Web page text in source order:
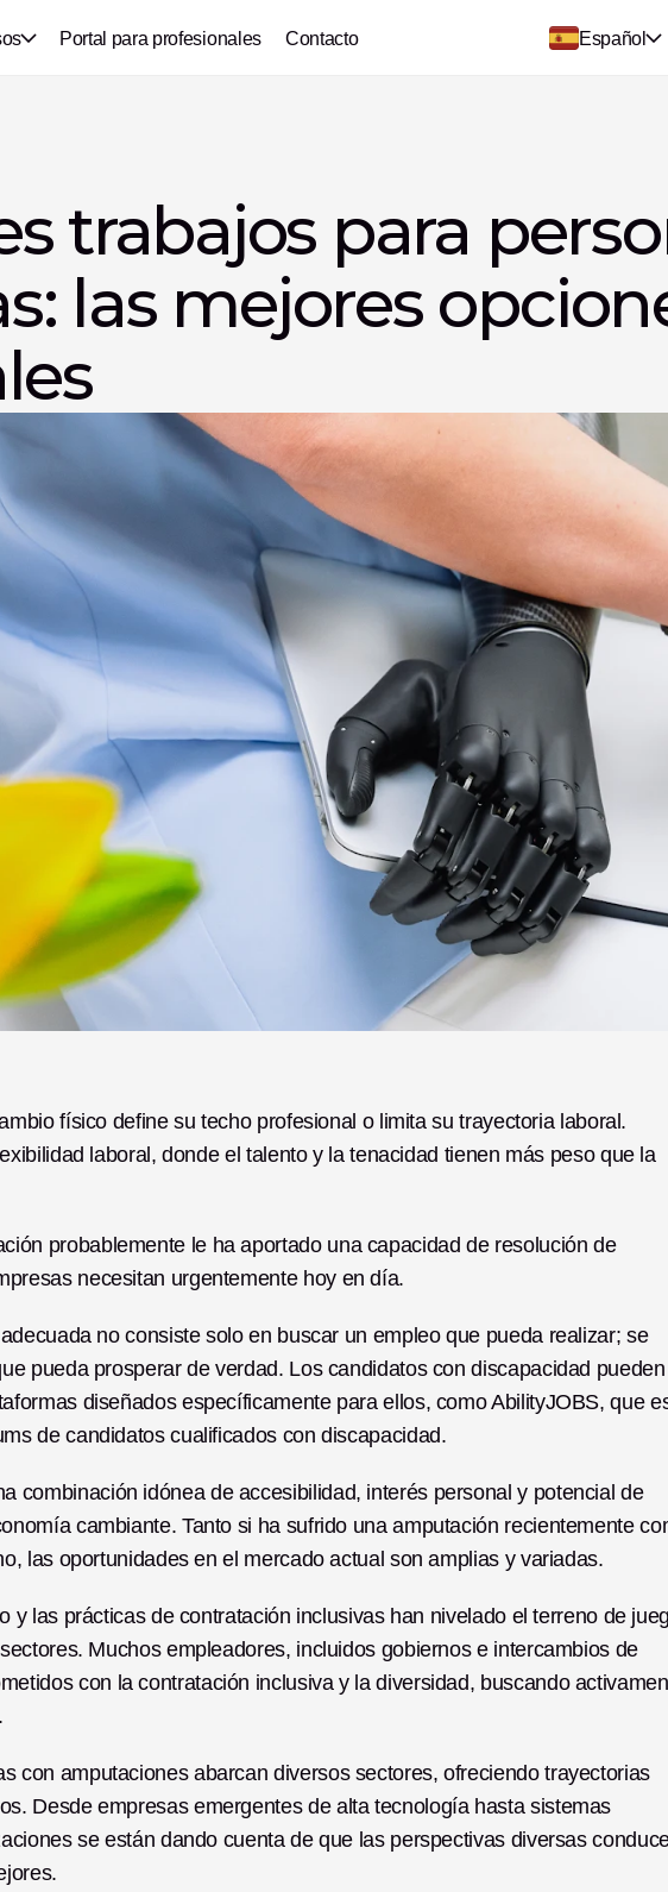
Portal para profesionales Contacto Español
trabajos para
las mejores
físico define su techo profesional o limita su trayectoria laboral.
laboral, donde el talento y la tenacidad tienen más peso que la
probablemente le ha aportado una capacidad de resolución de
necesitan urgentemente hoy en día.
no consiste solo en buscar un empleo que pueda realizar; se
pueda prosperar de verdad. Los candidatos con discapacidad pueden
diseñados específicamente para ellos, como AbilityJOBS, que
de candidatos cualificados con discapacidad.
combinación idónea de accesibilidad, interés personal y potencial de
cambiante. Tanto si ha sufrido una amputación recientemente
las oportunidades en el mercado actual son amplias y variadas.
y las prácticas de contratación inclusivas han nivelado el terreno de
Muchos empleadores, incluidos gobiernos e intercambios de
con la contratación inclusiva y la diversidad, buscando
con amputaciones abarcan diversos sectores, ofreciendo trayectorias
Desde empresas emergentes de alta tecnología hasta sistemas
se están dando cuenta de que las perspectivas diversas